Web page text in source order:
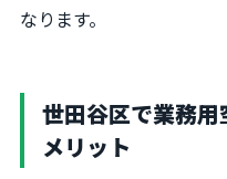
なります。
世田谷区で業務
メリット